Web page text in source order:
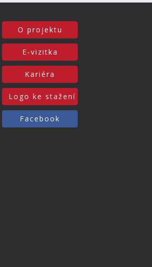
O projektu
E-vizitka
Kariéra
Logo ke stažení
Facebook